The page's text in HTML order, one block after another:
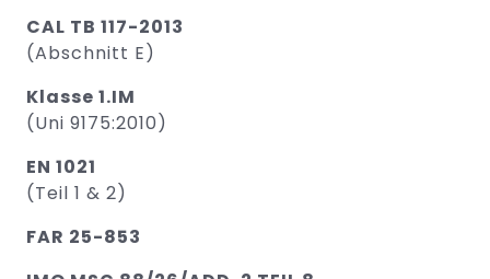
CAL TB 117-2013
(Abschnitt E)
Klasse 1.IM
(Uni 9175:2010)
EN 1021
(Teil 1 & 2)
FAR 25-853